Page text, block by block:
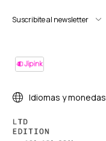
Suscribite al newsletter
Idiomas y monedas